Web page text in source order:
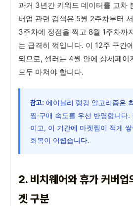
과거 3년간 키워드 데이터를 교차
버업 관련 검색은 5월 2주차부터
3주차에 정점을 찍고 8월 1주차까
는 급격히 꺾입니다. 이 12주 구간
되므로, 셀러는 4월 안에 상세페이
모두 마쳐야 합니다.
참고: 에이블리 랭킹 알고리즘은
찜·구매 속도를 우선 반영합니다
이고, 이 기간에 마켓찜이 적게
회복이 어렵습니다.
2. 비치웨어와 휴가 커버업
겟 구분